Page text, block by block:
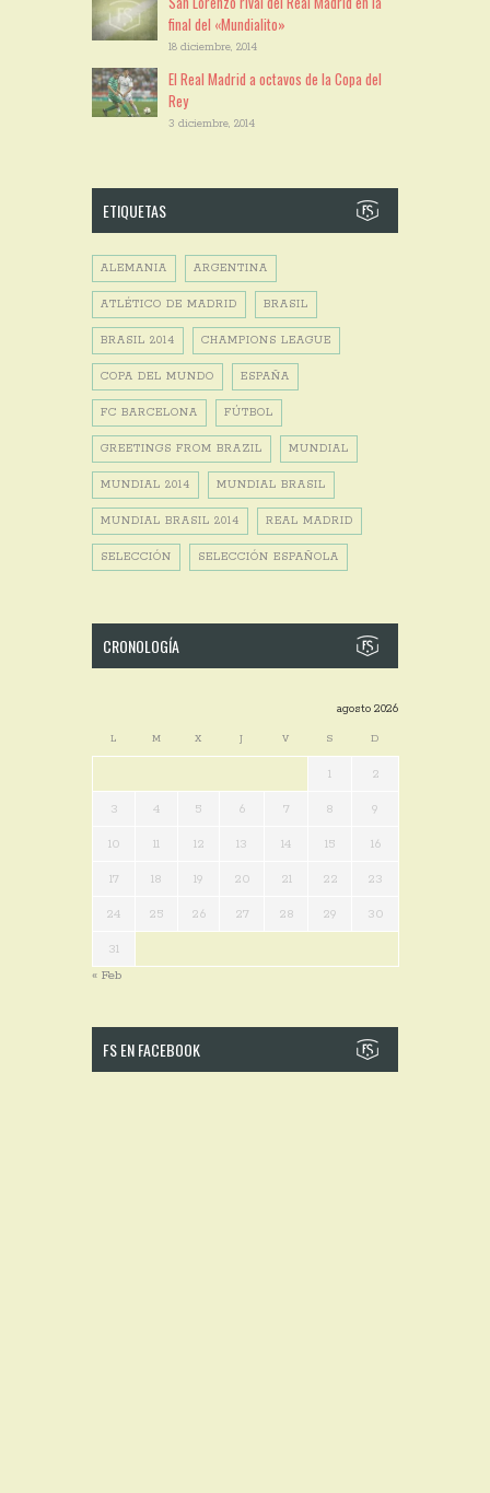
final del «Mundialito»
18 diciembre, 2014
El Real Madrid a octavos de la Copa del
Rey
3 diciembre, 2014
ETIQUETAS
ALEMANIA ARGENTINA
ATLÉTICO DE MADRID BRASIL
BRASIL 2014 CHAMPIONS LEAGUE
COPA DEL MUNDO ESPAÑA
FC BARCELONA FÚTBOL
GREETINGS FROM BRAZIL MUNDIAL
MUNDIAL 2014 MUNDIAL BRASIL
MUNDIAL BRASIL 2014 REAL MADRID
SELECCIÓN SELECCIÓN ESPAÑOLA
CRONOLOGÍA
agosto 2026
L M X J V S D
1 2
3 4 5 6 7 8 9
10 11 12 13 14 15 16
17 18 19 20 21 22 23
24 25 26 27 28 29 30
31
« Feb
FS EN FACEBOOK